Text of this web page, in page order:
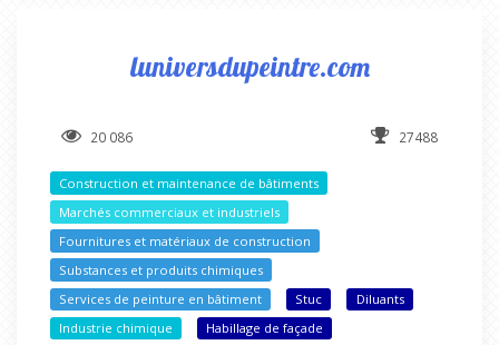
luniversdupeintre.com
20 086 27488
Construction et maintenance de bâtiments
Marchés commerciaux et industriels
Fournitures et matériaux de construction
Substances et produits chimiques
Services de peinture en bâtiment
Stuc
Diluants
Industrie chimique
Habillage de façade